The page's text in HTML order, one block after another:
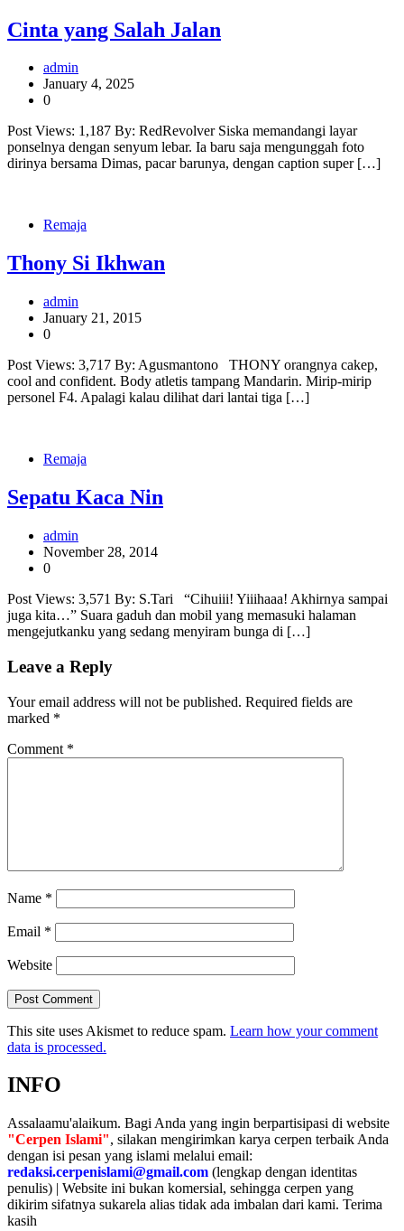
Cinta yang Salah Jalan
admin
January 4, 2025
0
Post Views: 1,187 By: RedRevolver Siska memandangi layar
ponselnya dengan senyum lebar. Ia baru saja mengunggah foto
dirinya bersama Dimas, pacar barunya, dengan caption super […]
Remaja
Thony Si Ikhwan
admin
January 21, 2015
0
Post Views: 3,717 By: Agusmantono THONY orangnya cakep,
cool and confident. Body atletis tampang Mandarin. Mirip-mirip
personel F4. Apalagi kalau dilihat dari lantai tiga […]
Remaja
Sepatu Kaca Nin
admin
November 28, 2014
0
Post Views: 3,571 By: S.Tari “Cihuiii! Yiiihaaa! Akhirnya sampai
juga kita…” Suara gaduh dan mobil yang memasuki halaman
mengejutkanku yang sedang menyiram bunga di […]
Leave a Reply
Your email address will not be published. Required fields are
marked *
Comment *
Name *
Email *
Website
This site uses Akismet to reduce spam. Learn how your comment
data is processed.
INFO
Assalaamu'alaikum. Bagi Anda yang ingin berpartisipasi di website
"Cerpen Islami", silakan mengirimkan karya cerpen terbaik Anda
dengan isi pesan yang islami melalui email:
redaksi.cerpenislami@gmail.com (lengkap dengan identitas
penulis) | Website ini bukan komersial, sehingga cerpen yang
dikirim sifatnya sukarela alias tidak ada imbalan dari kami. Terima
kasih